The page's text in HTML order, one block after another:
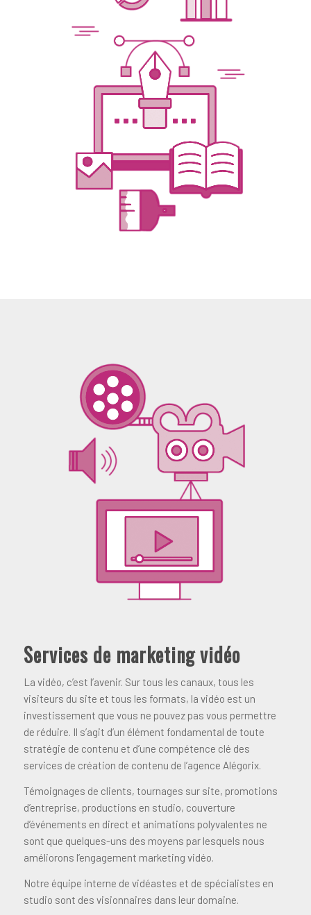
Services de marketing vidéo
La vidéo, c’est l’avenir. Sur tous les canaux, tous les
visiteurs du site et tous les formats, la vidéo est un
investissement que vous ne pouvez pas vous permettre
de réduire. Il s’agit d’un élément fondamental de toute
stratégie de contenu et d’une compétence clé des
services de création de contenu de l’agence Alégorix.
Témoignages de clients, tournages sur site, promotions
d’entreprise, productions en studio, couverture
d’événements en direct et animations polyvalentes ne
sont que quelques-uns des moyens par lesquels nous
améliorons l’engagement marketing vidéo.
Notre équipe interne de vidéastes et de spécialistes en
studio sont des visionnaires dans leur domaine.